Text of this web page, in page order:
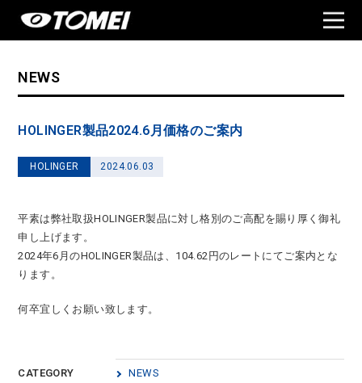
NEWS
HOLINGER製品2024.6月価格のご案内
HOLINGER 2024.06.03
平素は弊社取扱HOLINGER製品に対し格別のご高配を賜り厚く御礼
申し上げます。
2024年6月のHOLINGER製品は、104.62円のレートにてご案内とな
ります。
何卒宜しくお願い致します。
CATEGORY NEWS